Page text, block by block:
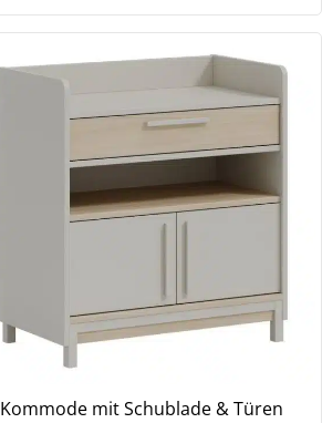
Kommode mit Schublade & Türen